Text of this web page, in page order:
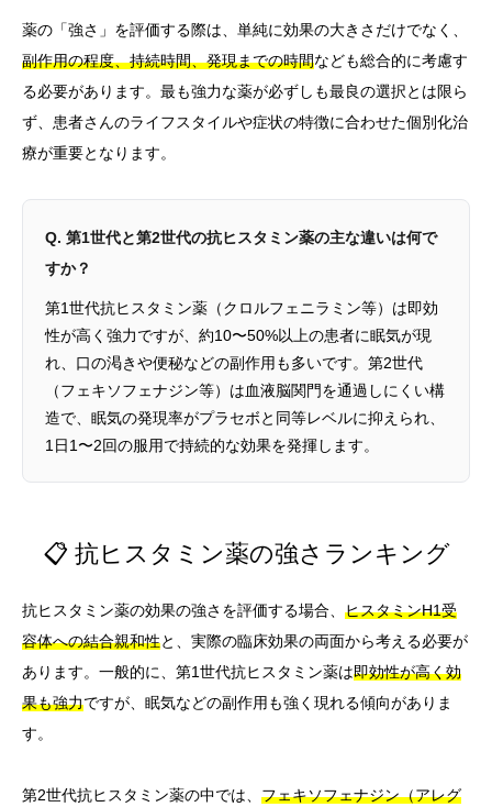
薬の「強さ」を評価する際は、単純に効果の大きさだけでなく、
副作用の程度、持続時間、発現までの時間なども総合的に考慮す
る必要があります。最も強力な薬が必ずしも最良の選択とは限ら
ず、患者さんのライフスタイルや症状の特徴に合わせた個別化治
療が重要となります。
Q. 第1世代と第2世代の抗ヒスタミン薬の主な違いは何で
すか？
第1世代抗ヒスタミン薬（クロルフェニラミン等）は即効
性が高く強力ですが、約10〜50%以上の患者に眠気が現
れ、口の渇きや便秘などの副作用も多いです。第2世代
（フェキソフェナジン等）は血液脳関門を通過しにくい構
造で、眠気の発現率がプラセボと同等レベルに抑えられ、
1日1〜2回の服用で持続的な効果を発揮します。
📋 抗ヒスタミン薬の強さランキング
抗ヒスタミン薬の効果の強さを評価する場合、 ヒスタミンH1受
容体への結合親和性と、実際の臨床効果の両面から考える必要が
あります。一般的に、第1世代抗ヒスタミン薬は即効性が高く効
果も強力ですが、眠気などの副作用も強く現れる傾向がありま
す。
第2世代抗ヒスタミン薬の中では、 フェキソフェナジン（アレグ